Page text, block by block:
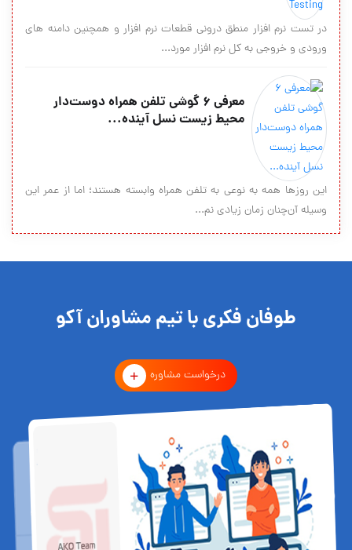
در تست نرم افزار منطق درونی قطعات نرم افزار و همچنین دامنه های
ورودی و خروجی به کل نرم افزار مورد...
معرفی 6 گوشی تلفن همراه دوست‌دار
محیط زیست نسل آینده...
این روزها همه به نوعی به تلفن همراه وابسته هستند؛ اما از عمر این
وسیله آن‌چنان زمان زیادی نم...
طوفان فکری با تیم مشاوران آکو
درخواست مشاوره